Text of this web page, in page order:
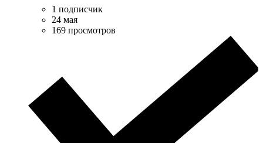
1 подписчик
24 мая
169 просмотров